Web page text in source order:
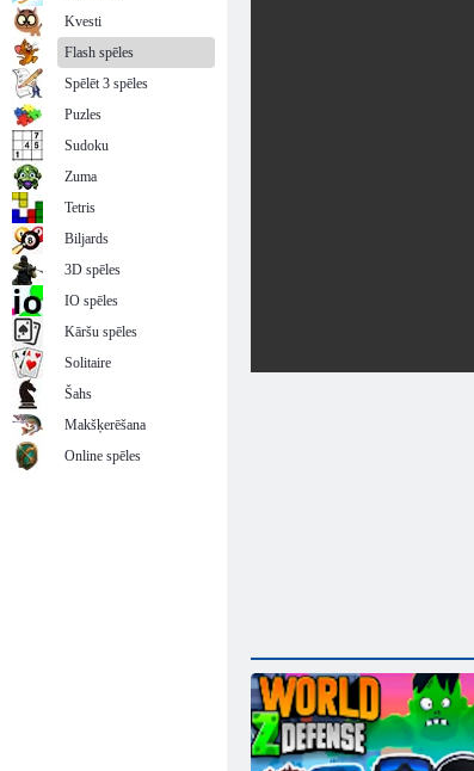
Kvesti
Flash spēles
Spēlēt 3 spēles
Puzles
Sudoku
Zuma
Tetris
Biljards
3D spēles
IO spēles
Kāršu spēles
Solitaire
Šahs
Makšķerēšana
Online spēles